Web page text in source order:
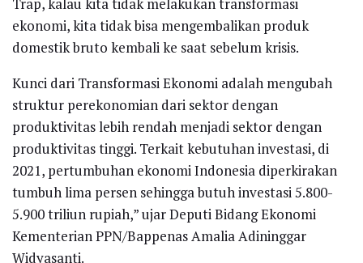
Trap, kalau kita tidak melakukan transformasi
ekonomi, kita tidak bisa mengembalikan produk
domestik bruto kembali ke saat sebelum krisis.
Kunci dari Transformasi Ekonomi adalah mengubah
struktur perekonomian dari sektor dengan
produktivitas lebih rendah menjadi sektor dengan
produktivitas tinggi. Terkait kebutuhan investasi, di
2021, pertumbuhan ekonomi Indonesia diperkirakan
tumbuh lima persen sehingga butuh investasi 5.800-
5.900 triliun rupiah,” ujar Deputi Bidang Ekonomi
Kementerian PPN/Bappenas Amalia Adininggar
Widyasanti.